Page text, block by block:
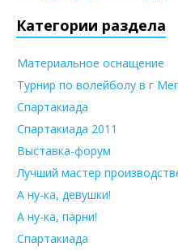
Категории раздела
Материальное оснащение
Турнир по волейболу в г
Спартакиада
Спартакиада 2011
Выставка-форум
Лучший мастер
А ну-ка, девушки!
А ну-ка, парни!
Спартакиада